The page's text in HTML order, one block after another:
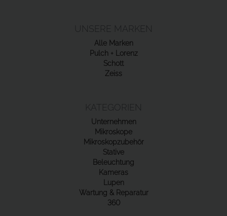
UNSERE MARKEN
Alle Marken
Pulch + Lorenz
Schott
Zeiss
KATEGORIEN
Unternehmen
Mikroskope
Mikroskopzubehör
Stative
Beleuchtung
Kameras
Lupen
Wartung & Reparatur
360